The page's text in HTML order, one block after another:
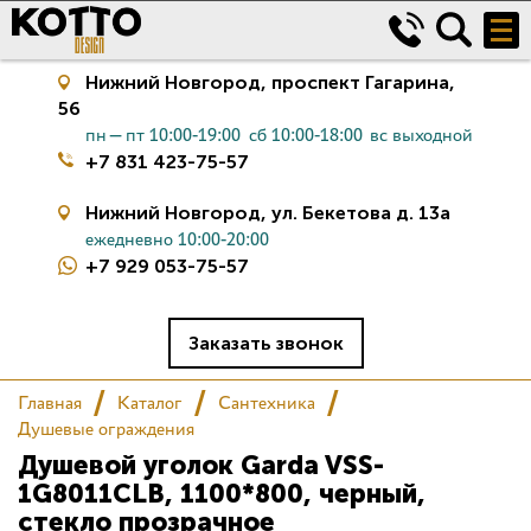
Керамическая плитка
Салон
Сертификаты
Нижний Новгород, проспект Гагарина,
56
пн—пт 10:00-19:00 сб 10:00-18:00 вс выходной
+7 831 423-75-57
Нижний Новгород, ул. Бекетова д. 13а
ежедневно 10:00-20:00
+7 929 053-75-57
Заказать звонок
Главная Каталог
Сантехника
Душевые ограждения
Душевой уголок Garda VSS-
1G8011CLB, 1100*800, черный,
стекло прозрачное